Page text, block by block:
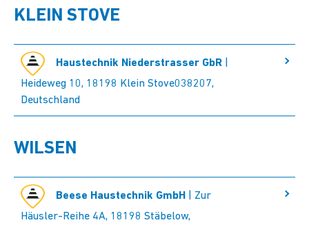
KLEIN STOVE
Haustechnik Niederstrasser GbR
Heideweg 10, 18198 Klein Stove038207,
Deutschland
WILSEN
Beese Haustechnik GmbH | Zur
Häusler-Reihe 4A, 18198 Stäbelow,